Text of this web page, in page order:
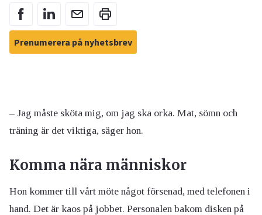
Prenumerera på nyhetsbrev
– Jag måste sköta mig, om jag ska orka. Mat, sömn och
träning är det viktiga, säger hon.
Komma nära människor
Hon kommer till vårt möte något försenad, med telefonen i
hand. Det är kaos på jobbet. Personalen bakom disken på